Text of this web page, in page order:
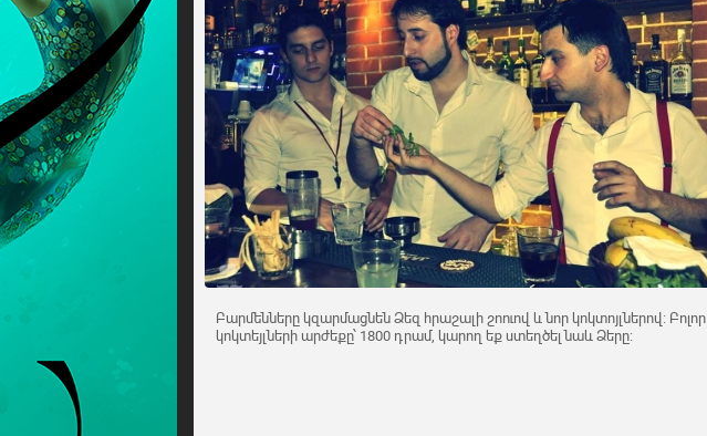
Բարմենները կզարմացնեն Ձեզ հրաշալի շոուով և նոր կոկտոյլներով: Բոլոր
կոկտեյլների արժեքը՝ 1800 դրամ, կարող եք ստեղծել նաև Ձերը: